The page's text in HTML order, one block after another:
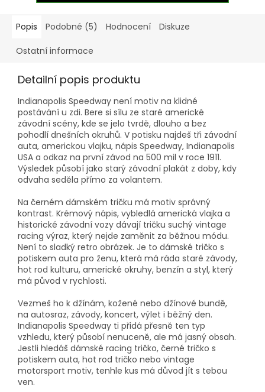
Popis Podobné (5) Hodnocení Diskuze
Ostatní informace
Detailní popis produktu
Indianapolis Speedway není motiv na klidné
postávání u zdi. Bere si sílu ze staré americké
závodní scény, kde se jelo tvrdě, dlouho a bez
pohodlí dnešních okruhů. V potisku najdeš tři závodní
auta, americkou vlajku, nápis Speedway, Indianapolis
USA a odkaz na první závod na 500 mil v roce 1911.
Výsledek působí jako starý závodní plakát z doby, kdy
odvaha seděla přímo za volantem.
Na černém dámském tričku má motiv správný
kontrast. Krémový nápis, vybledlá americká vlajka a
historické závodní vozy dávají tričku suchý vintage
racing výraz, který nejde zaměnit za běžnou módu.
Není to sladký retro obrázek. Je to dámské tričko s
potiskem auta pro ženu, která má ráda staré závody,
hot rod kulturu, americké okruhy, benzín a styl, který
má původ v rychlosti.
Vezmeš ho k džínám, kožené nebo džínové bundě,
na autosraz, závody, koncert, výlet i běžný den.
Indianapolis Speedway ti přidá přesně ten typ
vzhledu, který působí nenuceně, ale má jasný obsah.
Jestli hledáš dámské racing tričko, černé tričko s
potiskem auta, hot rod tričko nebo vintage
motorsport motiv, tenhle kus má důvod jít s tebou
ven.